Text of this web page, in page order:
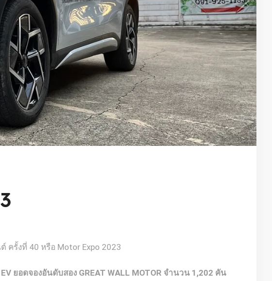
ครั้งที่ 40 หรือ Motor Expo 2023
EV ยอดจองอันดับสอง GREAT WALL MOTOR จำนวน 1,202 คัน